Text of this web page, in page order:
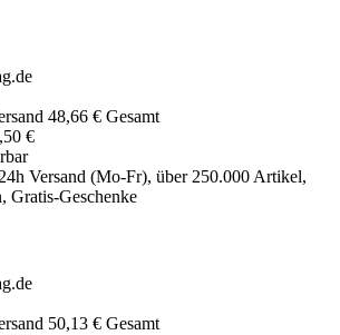
48,66 € Gesamt
€
Versand (Mo-Fr), über 250.000 Artikel,
Gratis-Geschenke
50,13 € Gesamt